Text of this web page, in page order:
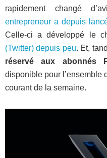
rapidement changé
entrepreneur a depuis
Celle-ci a développé le
(Twitter) depuis peu. Et,
réservé aux abonnés
disponible pour l’ensemble
courant de la semaine.